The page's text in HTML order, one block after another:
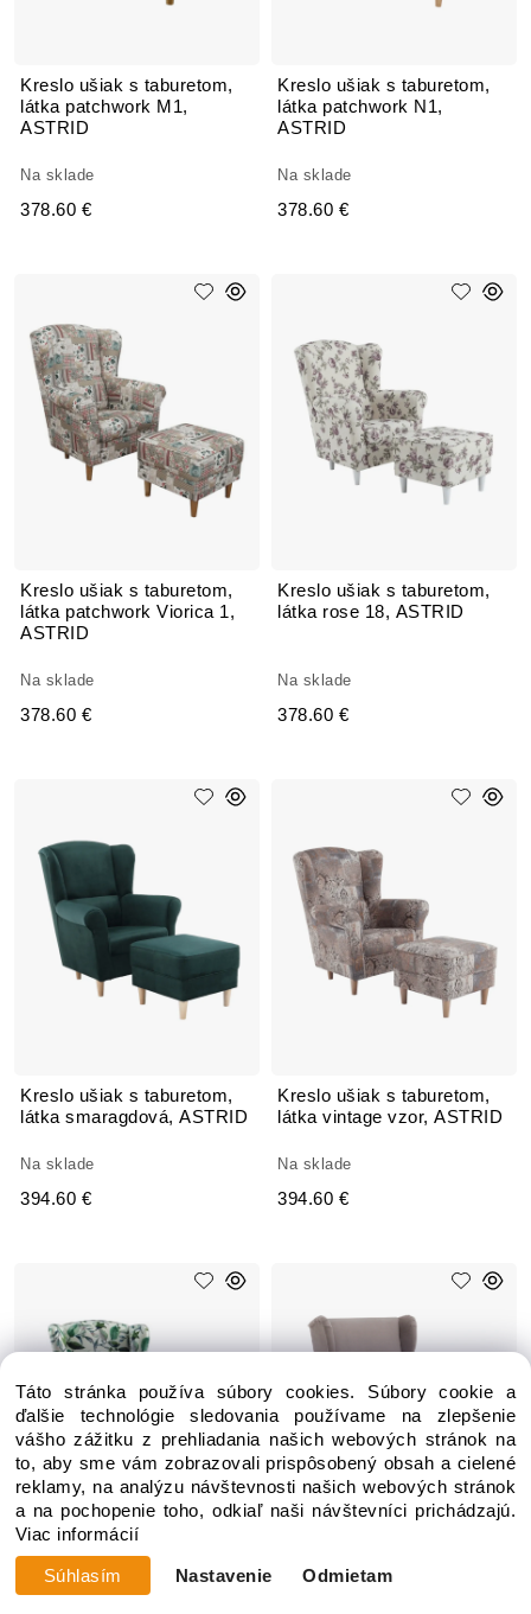
Kreslo ušiak s taburetom,
látka patchwork M1,
ASTRID
Na sklade
378.60 €
Kreslo ušiak s taburetom,
látka patchwork N1,
ASTRID
Na sklade
378.60 €
Kreslo ušiak s taburetom,
látka patchwork Viorica 1,
ASTRID
Na sklade
378.60 €
Kreslo ušiak s taburetom,
látka rose 18, ASTRID
Na sklade
378.60 €
Kreslo ušiak s taburetom,
látka smaragdová, ASTRID
Na sklade
394.60 €
Kreslo ušiak s taburetom,
látka vintage vzor, ASTRID
Na sklade
394.60 €
Kreslo ušiak s taburetom,
látka vzor zelené lístie,
Kreslo ušiak,
Táto stránka používa súbory cookies. Súbory cookie a
ďalšie technológie sledovania používame na zlepšenie
vášho zážitku z prehliadania našich webových stránok na
to, aby sme vám zobrazovali prispôsobený obsah a cielené
reklamy, na analýzu návštevnosti našich webových stránok
a na pochopenie toho, odkiaľ naši návštevníci prichádzajú.
Viac informácií
Súhlasím Nastavenie Odmietam